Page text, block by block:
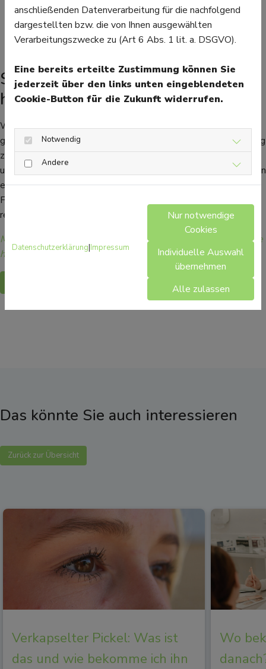
regelmäßig das Fahrrad, um sicherzustellen, dass es in
gutem Zustand ist. Stellen Sie sicher, dass die Bremsen,
Reifen und Ketten in einwandfreiem Zustand sind.
Stress abbauen und der Umwelt
helfen
Wenn man sich an diese Tipps hält, ist Radfahren eine
großartige Möglichkeit, um Stress abzubauen und die Stimmung
zu verbessern. Es kann helfen, Angstzustände zu reduzieren
und die geistige Gesundheit zu fördern. Schließlich ist Radfahren
eine umweltfreundliche und kostengünstige Art der
Fortbewegung. Es kann dazu beitragen, den Verkehr zu
reduzieren und die Luftqualität zu verbessern.
Mehr Gesundheitsinformationen zum Thema Sport finden Sie
hier.
Das könnte Sie auch interessieren
Zurück zur Übersicht
Verkapselter Pickel: Was ist
das und wie bekomme ich ihn
Wo
anschließenden Datenverarbeitung für die nachfolgend
dargestellten bzw. die von Ihnen ausgewählten
Verarbeitungszwecke zu (Art 6 Abs. 1 lit. a. DSGVO).
Eine bereits erteilte Zustimmung können Sie
jederzeit über den links unten eingeblendeten
Cookie-Button für die Zukunft widerrufen.
Notwendig
Andere
Datenschutzerklärung|Impressum
Nur notwendige
Cookies
Individuelle Auswahl
übernehmen
Alle zulassen